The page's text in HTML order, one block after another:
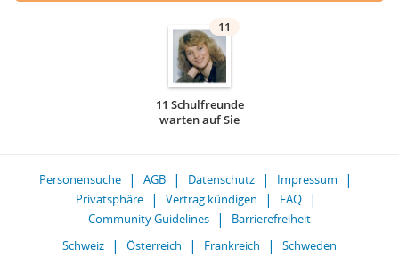
11
11 Schulfreunde
warten auf Sie
Personensuche AGB Datenschutz
Impressum
Privatsphäre
Vertrag kündigen
FAQ
Community Guidelines
Barrierefreiheit
Schweiz
Österreich Frankreich Schweden